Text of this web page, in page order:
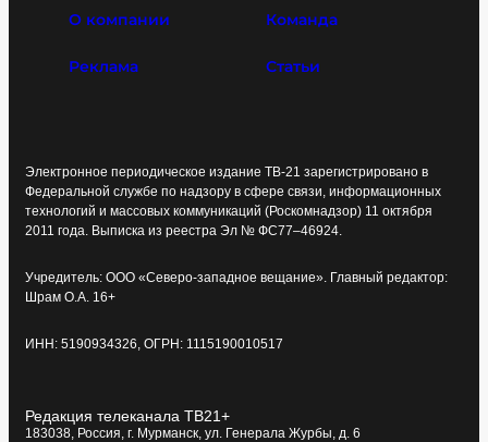
О компании Команда
Реклама Статьи
Электронное периодическое издание ТВ-21 зарегистрировано в
Федеральной службе по надзору в сфере связи, информационных
технологий и массовых коммуникаций (Роскомнадзор) 11 октября
2011 года. Выписка из реестра Эл № ФС77–46924.
Учредитель: ООО «Северо-западное вещание». Главный редактор:
Шрам О.А. 16+
ИНН: 5190934326, ОГРН: 1115190010517
Редакция телеканала ТВ21+
183038, Россия, г. Мурманск, ул. Генерала Журбы, д. 6